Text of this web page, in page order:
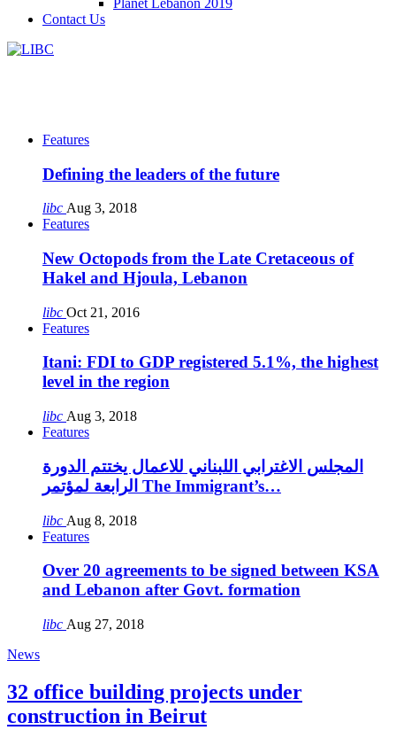
Contact Us
Features
Defining the leaders of the future
libc Aug 3, 2018
Features
New Octopods from the Late Cretaceous of
Hakel and Hjoula, Lebanon
libc Oct 21, 2016
Features
Itani: FDI to GDP registered 5.1%, the highest
level in the region
libc Aug 3, 2018
Features
المجلس الاغترابي اللبناني للاعمال يختتم الدورة
الرابعة لمؤتمر The Immigrant’s…
libc Aug 8, 2018
Features
Over 20 agreements to be signed between KSA
and Lebanon after Govt. formation
libc Aug 27, 2018
News
32 office building projects under
construction in Beirut